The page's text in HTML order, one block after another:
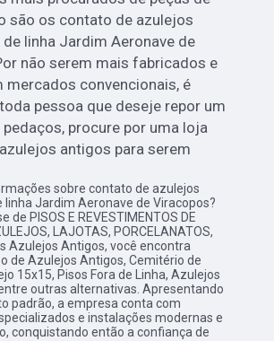
são os contato de azulejos
linha Jardim Aeronave de
não serem mais fabricados e
mercados convencionais, é
pessoa que deseje repor um
procure por uma loja
antigos para serem
sobre contato de azulejos
linha Jardim Aeronave de Viracopos?
de PISOS E REVESTIMENTOS DE
LAJOTAS, PORCELANATOS,
Azulejos Antigos, você encontra
de Azulejos Antigos, Cemitério de
15x15, Pisos Fora de Linha, Azulejos
outras alternativas. Apresentando
padrão, a empresa conta com
e instalações modernas e
conquistando então a confiança de